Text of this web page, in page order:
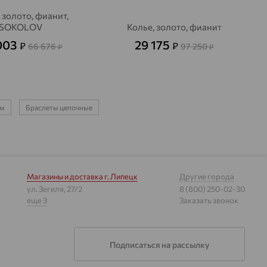
золото, фианит,
SOKOLOV
₽ 66 676₽
Колье, золото, фианит
29 175 ₽ 97 250₽
Браслеты цепочные
Магазины и доставка г. Липецк
ул. Зегеля, 27/2
еще 3
Другие города
8 (800) 250-02-30
Заказать звонок
Подписаться на рассылку